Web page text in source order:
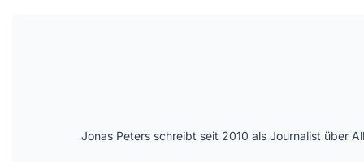
Jonas Peters schreibt seit 2010 als Journalist über